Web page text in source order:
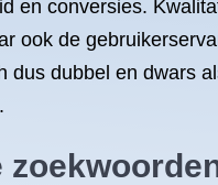
en conversies.
ook de
dus dubbel en dwars